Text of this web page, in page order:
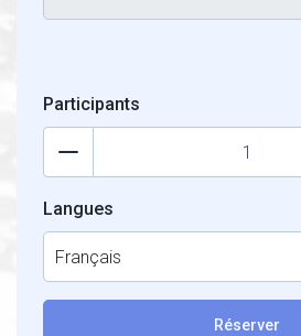
Participants
Langues
Français
Réserver